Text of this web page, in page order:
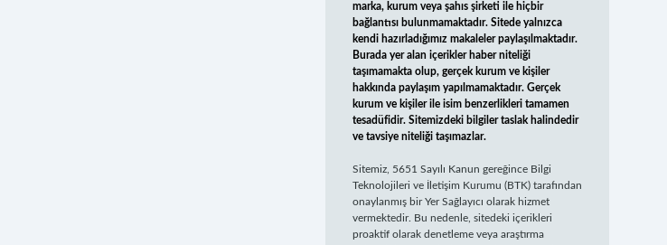
marka, kurum veya şahıs şirketi ile hiçbir
bağlantısı bulunmamaktadır. Sitede yalnızca
kendi hazırladığımız makaleler paylaşılmaktadır.
Burada yer alan içerikler haber niteliği
taşımamakta olup, gerçek kurum ve kişiler
hakkında paylaşım yapılmamaktadır. Gerçek
kurum ve kişiler ile isim benzerlikleri tamamen
tesadüfidir. Sitemizdeki bilgiler taslak halindedir
ve tavsiye niteliği taşımazlar.
Sitemiz, 5651 Sayılı Kanun gereğince Bilgi
Teknolojileri ve İletişim Kurumu (BTK) tarafından
onaylanmış bir Yer Sağlayıcı olarak hizmet
vermektedir. Bu nedenle, sitedeki içerikleri
proaktif olarak denetleme veya araştırma